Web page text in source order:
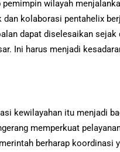
pemimpin wilayah
dan kolaborasi pentahelix
dapat diselesaikan sejak
Ini harus menjadi
kewilayahan itu menjadi
memperkuat
berharap koordinasi